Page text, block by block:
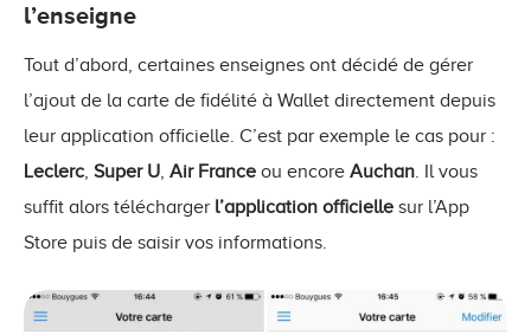
l’enseigne
Tout d’abord, certaines enseignes ont décidé de gérer
l’ajout de la carte de fidélité à Wallet directement depuis
leur application officielle. C’est par exemple le cas pour :
Leclerc Super U Air France ou encore Auchan . Il vous
suffit alors télécharger l’application officielle sur l’App
Store puis de saisir vos informations.